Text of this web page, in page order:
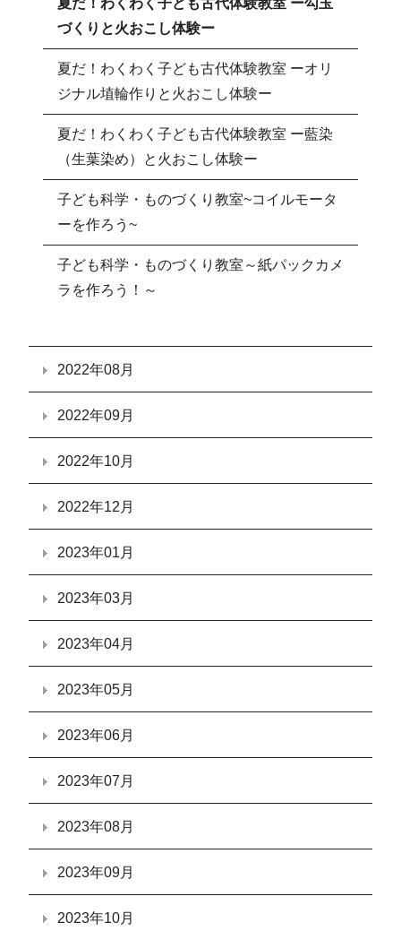
夏だ！わくわく子ども古代体験教室 ー勾玉
づくりと火おこし体験ー
夏だ！わくわく子ども古代体験教室 ーオリ
ジナル埴輪作りと火おこし体験ー
夏だ！わくわく子ども古代体験教室 ー藍染
（生葉染め）と火おこし体験ー
子ども科学・ものづくり教室~コイルモータ
ーを作ろう~
子ども科学・ものづくり教室～紙パックカメ
ラを作ろう！～
2022年08月
2022年09月
2022年10月
2022年12月
2023年01月
2023年03月
2023年04月
2023年05月
2023年06月
2023年07月
2023年08月
2023年09月
2023年10月